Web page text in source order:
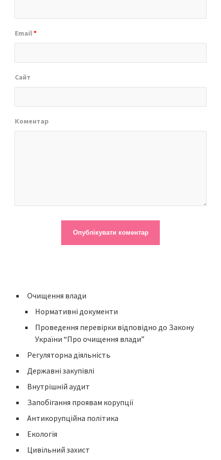
Email*
Сайт
Коментар
Очищення влади
Нормативні документи
Проведення перевірки відповідно до Закону
України “Про очищення влади”
Регуляторна діяльність
Державні закупівлі
Внутрішній аудит
Запобігання проявам корупції
Антикорупційна політика
Екологія
Цивільний захист